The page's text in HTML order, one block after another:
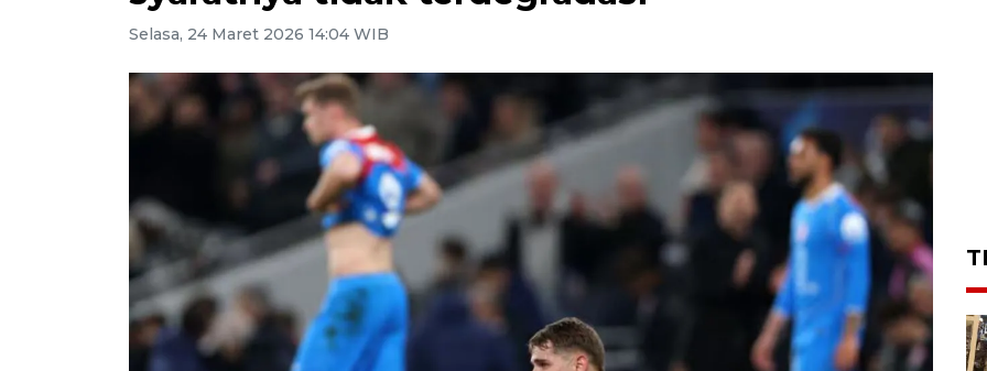
Selasa, 24 Maret 2026 14:04 WIB